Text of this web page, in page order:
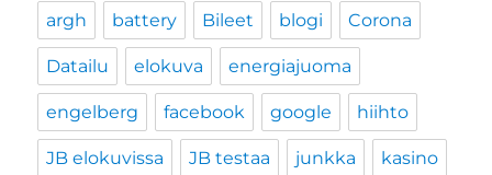
argh battery Bileet blogi Corona
Datailu elokuva energiajuoma
engelberg facebook google hiihto
JB elokuvissa JB testaa junkka kasino